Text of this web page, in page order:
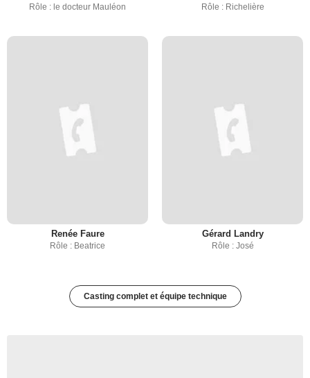
Rôle : le docteur Mauléon Rôle : Richelière
Renée Faure
Rôle : Beatrice
Gérard Landry
Rôle : José
Casting complet et équipe technique